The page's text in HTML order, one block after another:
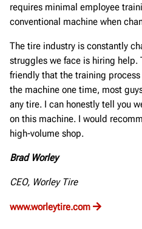
requires minimal employee
conventional machine when
The tire industry is constantly
struggles we face is hiring help.
friendly that the training
the machine one time, most
any tire. I can honestly tell you
on this machine. I would
high-volume shop.
Brad Worley
CEO, Worley Tire
www.worleytire.com